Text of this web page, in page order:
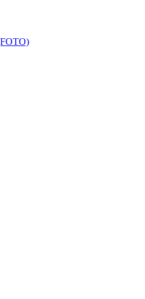
bitku na UKC-u Srpske